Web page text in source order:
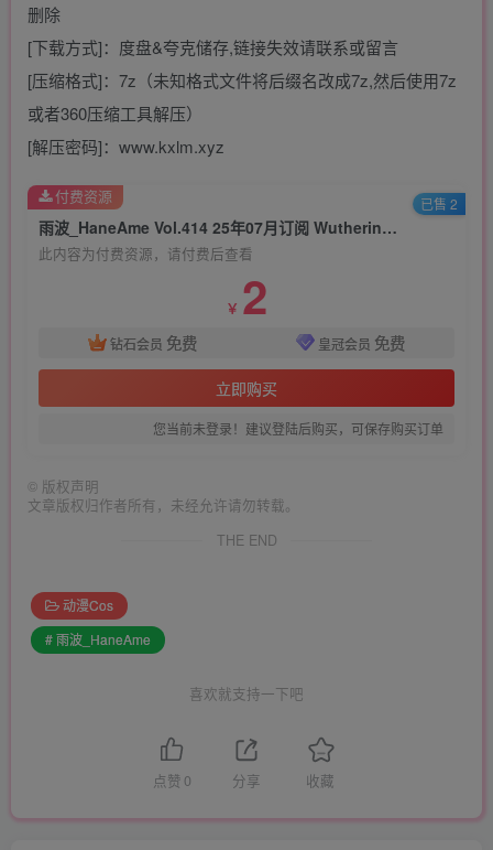
删除
[下载方式]：度盘&夸克储存,链接失效请联系或留言
[压缩格式]：7z（未知格式文件将后缀名改成7z,然后使用7z
或者360压缩工具解压）
[解压密码]：www.kxlm.xyz
雨波_HaneAme Vol.414 25年07月订阅 Wuthering Waves Cartethyia Fleurdelys_卡提希婭 [41P-284MB]
此内容为付费资源，请付费后查看
￥ 2
钻石会员 免费 皇冠会员 免费
立即购买
您当前未登录！建议登陆后购买，可保存购买订单
付费资源 已售 2
© 版权声明
文章版权归作者所有，未经允许请勿转载。
THE END
动漫Cos
# 雨波_HaneAme
喜欢就支持一下吧
点赞 0 分享 收藏